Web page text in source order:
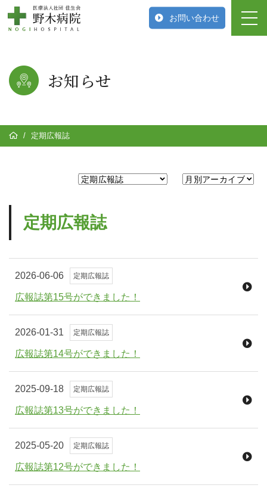
お問い合わせ
お知らせ
/ 定期広報誌
定期広報誌
2026-06-06 定期広報誌
広報誌第15号ができました！
2026-01-31 定期広報誌
広報誌第14号ができました！
2025-09-18 定期広報誌
広報誌第13号ができました！
2025-05-20 定期広報誌
広報誌第12号ができました！
お問い合わせ